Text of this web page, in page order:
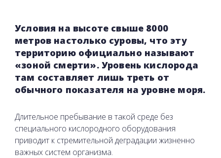
Условия на высоте свыше 8000
метров настолько суровы, что эту
территорию официально называют
«зоной смерти». Уровень кислорода
там составляет лишь треть от
обычного показателя на уровне моря.
Длительное пребывание в такой среде без
специального кислородного оборудования
приводит к стремительной деградации жизненно
важных систем организма.